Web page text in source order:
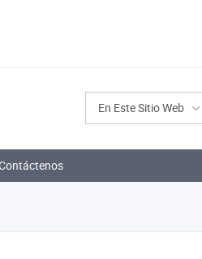
En Este Sitio Web